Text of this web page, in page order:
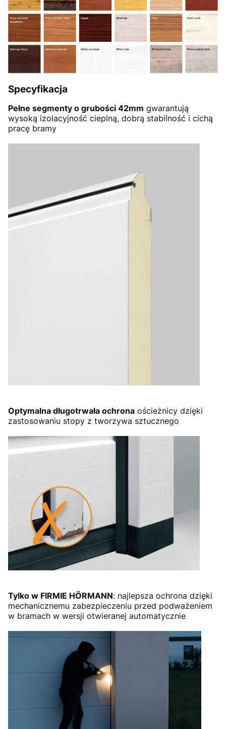
Specyfikacja
Pełne segmenty o grubości 42mm gwarantują
wysoką izolacyjność cieplną, dobrą stabilność i cichą
pracę bramy
Optymalna długotrwała ochrona ościeżnicy dzięki
zastosowaniu stopy z tworzywa sztucznego
Tylko w FIRMIE HÖRMANN: najlepsza ochrona dzięki
mechanicznemu zabezpieczeniu przed podważeniem
w bramach w wersji otwieranej automatycznie